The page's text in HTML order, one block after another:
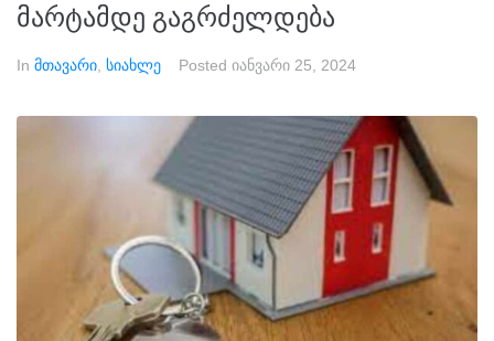
მარტამდე გაგრძელდება
In მთავარი სიახლე Posted იანვარი 25, 2024